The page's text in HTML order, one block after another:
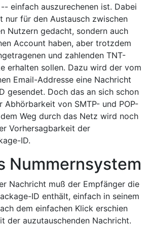
einfach auszurechenen ist. Dabei
nur für den Austausch zwischen
Nutzern gedacht, sondern auch
Account haben, aber trotzdem
und zahlenden TNT-
erhalten sollen. Dazu wird der vom
Email-Addresse eine Nachricht
gesendet. Doch das an sich schon
Abhörbarkeit von SMTP- und POP-
Weg durch das Netz wird noch
Vorhersagbarkeit der
ID.
Nummernsystem
Nachricht muß der Empfänger die
ID enthält, einfach in seinem
dem einfachen Klick erschien
der auzutauschenden Nachricht.